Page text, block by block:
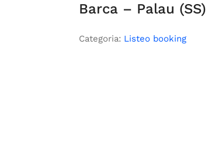
Barca – Palau (SS)
Categoria: Listeo booking